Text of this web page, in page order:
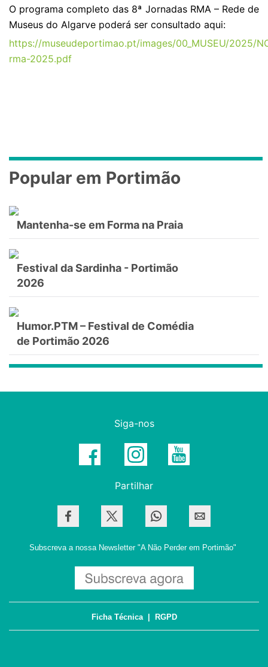
O programa completo das 8ª Jornadas RMA – Rede de
Museus do Algarve poderá ser consultado aqui:
https://museudeportimao.pt/images/00_MUSEU/2025/
rma-2025.pdf
Popular em Portimão
Mantenha-se em Forma na Praia
Festival da Sardinha - Portimão
2026
Humor.PTM – Festival de Comédia
de Portimão 2026
Siga-nos
Partilhar
Subscreva a nossa Newsletter "A Não Perder em Portimão"
Ficha Técnica| RGPD